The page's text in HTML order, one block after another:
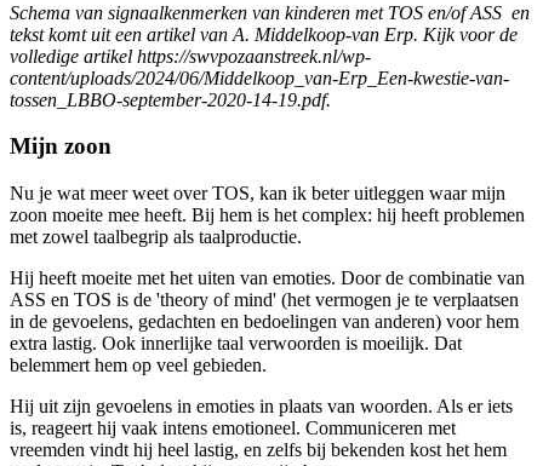
Schema van signaalkenmerken van kinderen met TOS en/of ASS en
tekst komt uit een artikel van A. Middelkoop-van Erp. Kijk voor de
volledige artikel https://swvpozaanstreek.nl/wp-
content/uploads/2024/06/Middelkoop_van-Erp_Een-kwestie-van-
tossen_LBBO-september-2020-14-19.pdf.
Mijn zoon
Nu je wat meer weet over TOS, kan ik beter uitleggen waar mijn
zoon moeite mee heeft. Bij hem is het complex: hij heeft problemen
met zowel taalbegrip als taalproductie.
Hij heeft moeite met het uiten van emoties. Door de combinatie van
ASS en TOS is de 'theory of mind' (het vermogen je te verplaatsen
in de gevoelens, gedachten en bedoelingen van anderen) voor hem
extra lastig. Ook innerlijke taal verwoorden is moeilijk. Dat
belemmert hem op veel gebieden.
Hij uit zijn gevoelens in emoties in plaats van woorden. Als er iets
is, reageert hij vaak intens emotioneel. Communiceren met
vreemden vindt hij heel lastig, en zelfs bij bekenden kost het hem